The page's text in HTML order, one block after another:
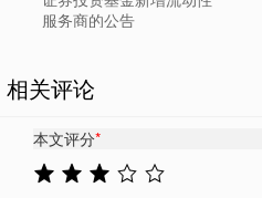
服务商的公告
相关评论
本文评分*